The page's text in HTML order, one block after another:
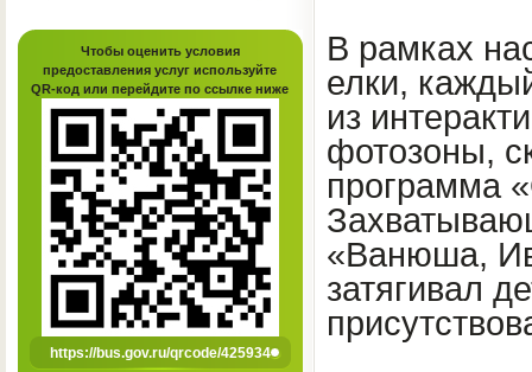
Чтобы оценить условия
предоставления услуг используйте
QR-код или перейдите по ссылке ниже
https://bus.gov.ru/qrcode/425934
В рамках
елки,
из
фотозоны,
программа
«Ванюша,
затягивал